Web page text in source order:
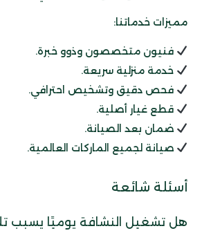
مميزات خدماتنا:
فنيون متخصصون وذوو خبرة.
خدمة منزلية سريعة.
فحص دقيق وتشخيص احترافي.
قطع غيار أصلية.
ضمان بعد الصيانة.
صيانة لجميع الماركات العالمية.
أسئلة شائعة
هل تشغيل النشافة يوميًا يسبب